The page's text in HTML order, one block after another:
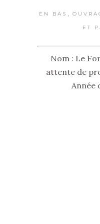
EN BAS
ET
Nom : Le
attente de
Année